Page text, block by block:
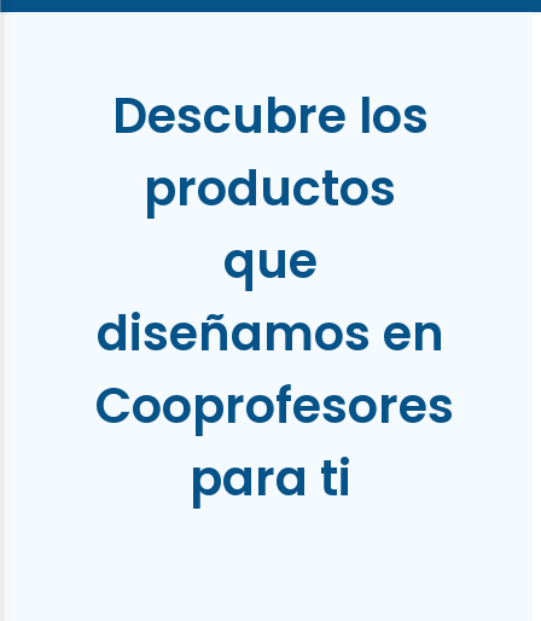
Descubre los
productos
que
diseñamos en
Cooprofesores
para ti